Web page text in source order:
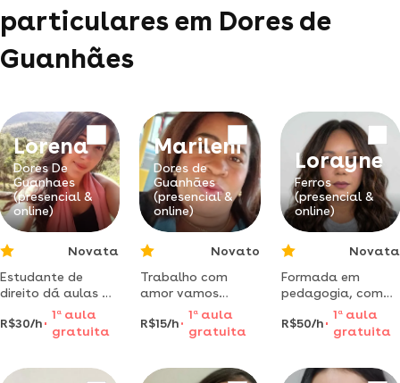
particulares em Dores de
Guanhães
Lorena
Dores De
Guanhaes
(presencial &
online)
Novata
Estudante de
direito dá aulas de
português,
redação e
humanas para
fundamental,
R$30/h
1 aaula
gratuita
Marileni
Dores de
Guanhães
(presencial &
online)
Novato
Trabalho com
amor vamos
juntos mudar o
mundo,sejamos a
mão que acolhe.
R$15/h
1 a aula
gratuita
Lorayne
Ferros
(presencial &
online)
Novata
Formada em
pedagogia, com
experiencia em
sala de aula.
professora de
oferece aulas de
R$50/h
1 aaula
gratuita